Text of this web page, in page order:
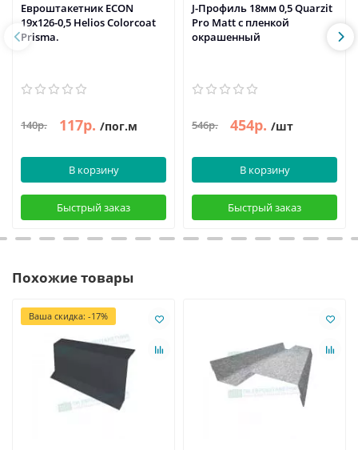
Евроштакетник ECON
19х126-0,5 Helios Colorcoat
Prisma.
140р. 117р. /пог.м
В корзину
Быстрый заказ
J-Профиль 18мм 0,5 Quarzit
Pro Matt с пленкой
окрашенный
546р. 454р. /шт
В корзину
Быстрый заказ
Похожие товары
Ваша скидка: -17%